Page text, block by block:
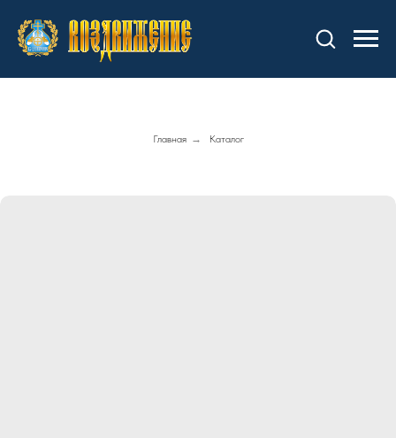
Главная → Каталог